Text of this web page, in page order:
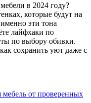
в 2024 году?
которые будут на
эти тона
лайфхаки по
по выбору обивки.
сохранить уют даже с
от проверенных